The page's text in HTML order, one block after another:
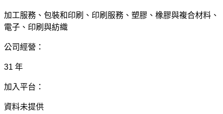
加工服務、包裝和印刷、印刷服務、塑膠、橡膠與複合材料、
電子、印刷與紡織
公司經營：
31 年
加入平台：
資料未提供